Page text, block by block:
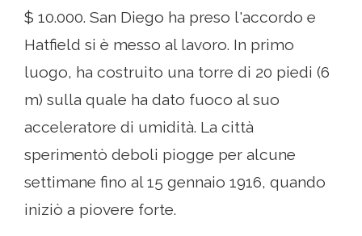
$ 10.000. San Diego ha preso l'accordo e
Hatfield si è messo al lavoro. In primo
luogo, ha costruito una torre di 20 piedi (6
m) sulla quale ha dato fuoco al suo
acceleratore di umidità. La città
sperimentò deboli piogge per alcune
settimane fino al 15 gennaio 1916, quando
iniziò a piovere forte.